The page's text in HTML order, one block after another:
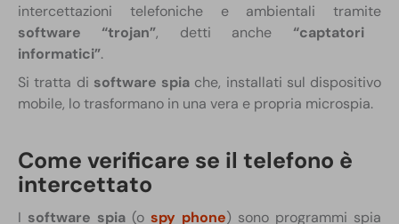
intercettazioni telefoniche e ambientali tramite
software “trojan”, detti anche “captatori
informatici”.
Si tratta di software spia che, installati sul dispositivo
mobile, lo trasformano in una vera e propria microspia.
Come verificare se il telefono è
intercettato
I software spia (o spy phone) sono programmi spia